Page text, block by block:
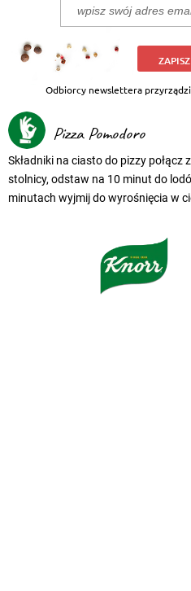
Odbiorcy newslettera
Pizza Pomodoro
Składniki na ciasto do pizzy połącz
stolnicy, odstaw na 10 minut do
minutach wyjmij do wyrośnięcia w